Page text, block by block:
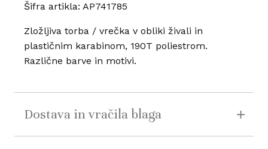
Šifra artikla: AP741785
Zložljiva torba / vrečka v obliki živali in
plastičnim karabinom, 190T poliestrom.
Različne barve in motivi.
Dostava in vračila blaga